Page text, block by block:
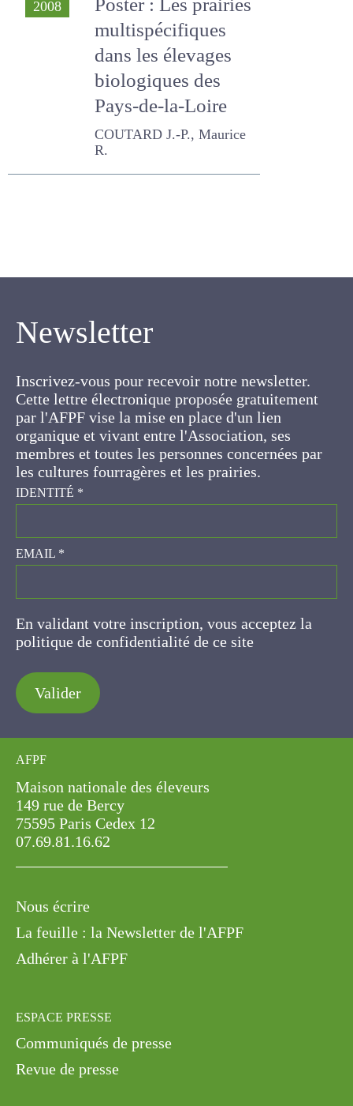
multispécifiques
dans les élevages
biologiques des
Pays-de-la-Loire
COUTARD J.-P., Maurice R.
Inscrivez-vous pour recevoir notre newsletter.
gratuitement par l'AFPF vise la mise en place
d'un lien organique et vivant entre l'Association,
ses membres et toutes les personnes
concernées par les cultures fourragères et les
prairies.
IDENTITÉ*
EMAIL*
En validant votre inscription, vous acceptez la
politique de confidentialité de ce site
Valider
Maison nationale des éleveurs
149 rue de Bercy
75595 Paris Cedex 12
07.69.81.16.62
Nous écrire
La feuille : la Newsletter de l'AFPF
Adhérer à l'AFPF
Communiqués de presse
Revue de presse